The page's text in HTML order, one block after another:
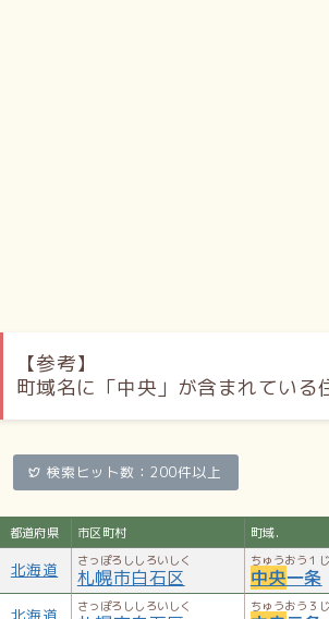
【参考】
町域名に「中央」が含まれている
検索ヒット数：200件以上
都道府県 市区町村 町域.
北海道 さっぽろししろいしく
札幌市白石区
ちゅうおう１
中央一条
さっぽろししろいしく ちゅうおう３